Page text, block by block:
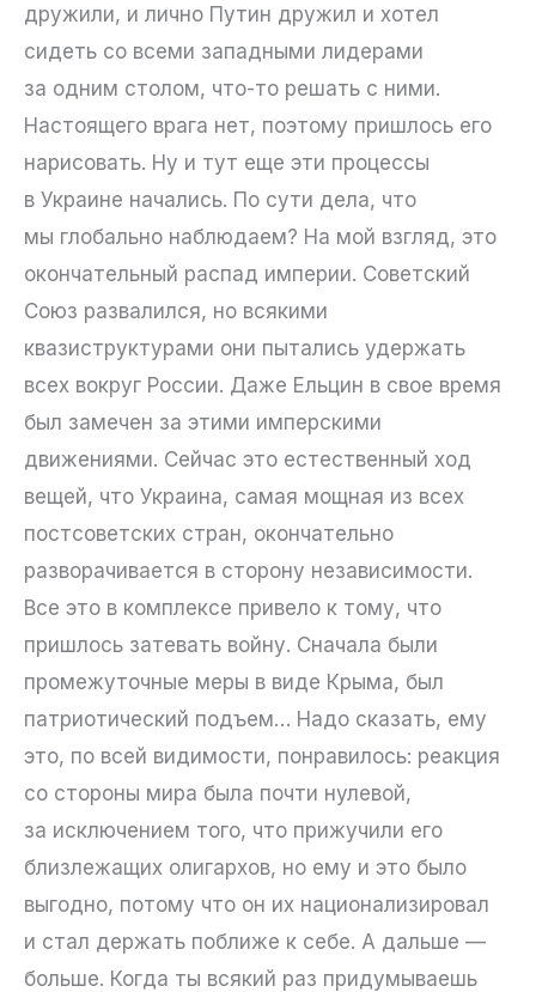
дружили, и лично Путин дружил и хотел
сидеть со всеми западными лидерами
за одним столом, что-то решать с ними.
Настоящего врага нет, поэтому пришлось его
нарисовать. Ну и тут еще эти процессы
в Украине начались. По сути дела, что
мы глобально наблюдаем? На мой взгляд, это
окончательный распад империи. Советский
Союз развалился, но всякими
квазиструктурами они пытались удержать
всех вокруг России. Даже Ельцин в свое время
был замечен за этими имперскими
движениями. Сейчас это естественный ход
вещей, что Украина, самая мощная из всех
постсоветских стран, окончательно
разворачивается в сторону независимости.
Все это в комплексе привело к тому, что
пришлось затевать войну. Сначала были
промежуточные меры в виде Крыма, был
патриотический подъем… Надо сказать, ему
это, по всей видимости, понравилось: реакция
со стороны мира была почти нулевой,
за исключением того, что прижучили его
близлежащих олигархов, но ему и это было
выгодно, потому что он их национализировал
и стал держать поближе к себе. А дальше —
больше. Когда ты всякий раз придумываешь